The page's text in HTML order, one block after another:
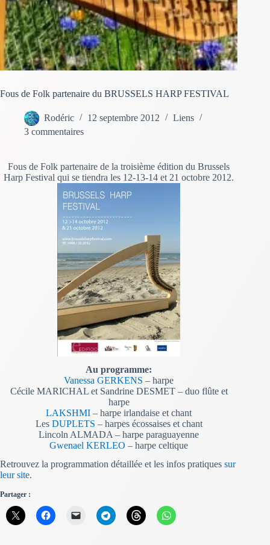
Fous de Folk partenaire du BRUSSELS HARP FESTIVAL
Rodéric 12 septembre 2012
Liens
3 commentaires
Fous de Folk partenaire de la troisième édition du Brussels
Harp Festival qui se tiendra les 12-13-14 et 21 octobre 2012.
Au programme:
Vanessa GERKENS– harpe
Cécile MARICHAL et Sandrine DESMET – duo flûte et
harpe
LAKSHMI – harpe irlandaise et chant
Les DUPLETS – harpes écossaises et chant
Lincoln ALMADA – harpe paraguayenne
Gwenael KERLEO– harpe celtique
Retrouvez la programmation détaillée et les infos pratiques sur
leur site.
Partager :